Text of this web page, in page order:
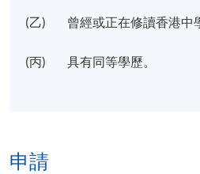
(乙) 曾經或正在修讀香港中
(丙) 具有同等學歷。
申請